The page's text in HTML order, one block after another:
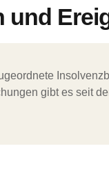
und
gibt es seit